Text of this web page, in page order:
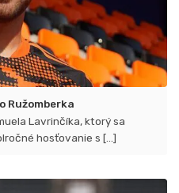
Ružomberka
Lavrinčíka​, ktorý sa
hosťovanie s [...]